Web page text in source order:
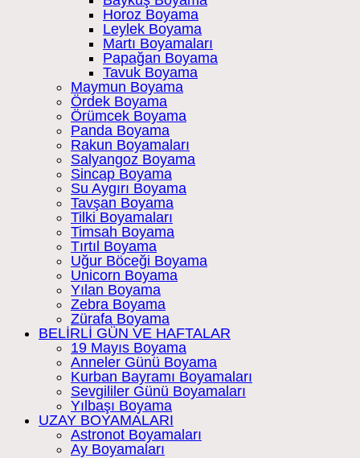
Horoz Boyama
Leylek Boyama
Martı Boyamaları
Papağan Boyama
Tavuk Boyama
Maymun Boyama
Ördek Boyama
Örümcek Boyama
Panda Boyama
Rakun Boyamaları
Salyangoz Boyama
Sincap Boyama
Su Aygırı Boyama
Tavşan Boyama
Tilki Boyamaları
Timsah Boyama
Tırtıl Boyama
Uğur Böceği Boyama
Unicorn Boyama
Yılan Boyama
Zebra Boyama
Zürafa Boyama
BELİRLİ GÜN VE HAFTALAR
19 Mayıs Boyama
Anneler Günü Boyama
Kurban Bayramı Boyamaları
Sevgililer Günü Boyamaları
Yılbaşı Boyama
UZAY BOYAMALARI
Astronot Boyamaları
Ay Boyamaları